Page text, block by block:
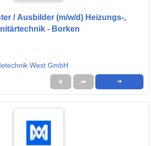
/ Ausbilder (m/w/d) Heizungs-,
- Borken
West GmbH
★ ➦ ➜